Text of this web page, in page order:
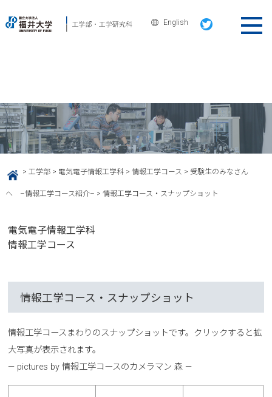
English
HOME > 工学部> 電気電子情報工学科> 情報工学コース > 受験生のみなさん
へ –情報工学コース紹介– > 情報工学コース・スナップショット
電気電子情報工学科
情報工学コース
情報工学コース・スナップショット
情報工学コースまわりのスナップショットです。クリックすると拡
大写真が表示されます。
— pictures by 情報工学コースのカメラマン 森 —